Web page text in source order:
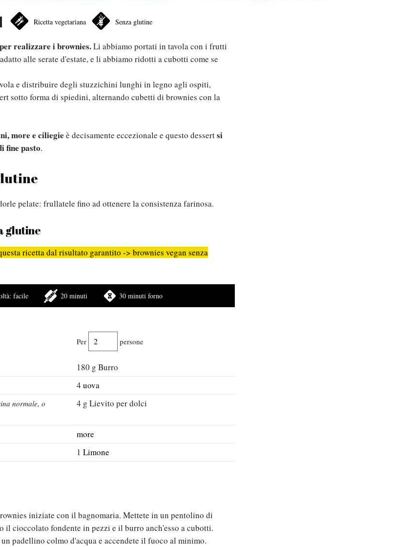
Ricetta vegetariana Senza glutine
realizzare i brownies.Li abbiamo portati in tavola con i frutti
alle serate d'estate, e li abbiamo ridotti a cubotti come se
e distribuire degli stuzzichini lunghi in legno agli ospiti,
sotto forma di spiedini, alternando cubetti di brownies con la
more e ciliegie è decisamente eccezionale e questo dessertsi
fine pasto.
pelate: frullatele fino ad ottenere la consistenza farinosa.
glutine
ricetta dal risultato garantito -> brownies vegan senza
facile 20 minuti 30 minuti forno
Per persone
180 g Burro
4 uova
normale, o
4 g Lievito per dolci
more
1 Limone
iniziate con il bagnomaria. Mettete in un pentolino di
il cioccolato fondente in pezzi e il burro anch'esso a cubotti.
padellino colmo d'acqua e accendete il fuoco al minimo.